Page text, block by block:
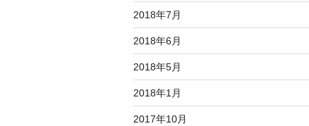
2018年7月
2018年6月
2018年5月
2018年1月
2017年10月